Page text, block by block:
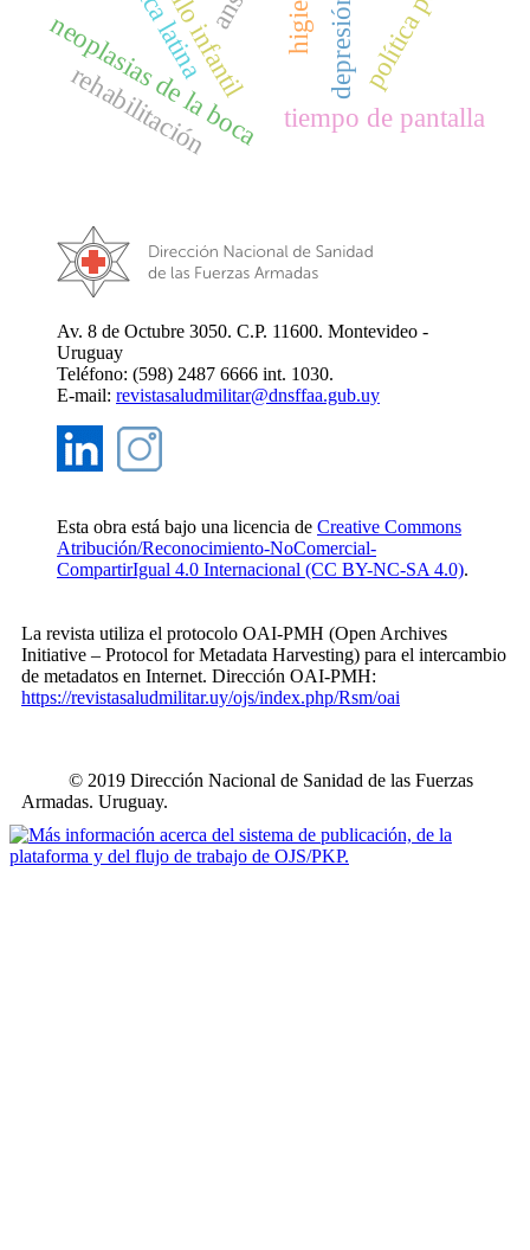
depresión
tiempo de pantalla
neoplasias de la boca
rehabilitación
Av. 8 de Octubre 3050. C.P. 11600. Montevideo -
Uruguay
Teléfono: (598) 2487 6666 int. 1030.
E-mail: revistasaludmilitar@dnsffaa.gub.uy
Esta obra está bajo una licencia de Creative Commons
Atribución/Reconocimiento-NoComercial-
CompartirIgual 4.0 Internacional (CC BY-NC-SA 4.0).
La revista utiliza el protocolo OAI-PMH (Open Archives
Initiative – Protocol for Metadata Harvesting) para el intercambio
de metadatos en Internet. Dirección OAI-PMH:
https://revistasaludmilitar.uy/ojs/index.php/Rsm/oai
© 2019 Dirección Nacional de Sanidad de las Fuerzas
Armadas. Uruguay.